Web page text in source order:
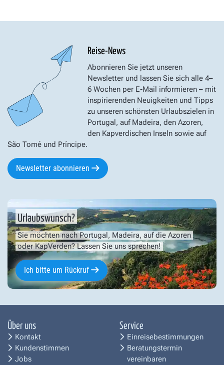
Reise-News
Abonnieren Sie jetzt unseren
Newsletter und lassen Sie sich alle 4–
6 Wochen per E-Mail informieren – mit
inspirierenden Neuigkeiten und Tipps
zu unseren schönsten Urlaubszielen in
Portugal, auf Madeira, den Azoren,
den Kapverdischen Inseln sowie auf
São Tomé und Príncipe.
Newsletter abonnieren
Urlaubswunsch?
Sie möchten nach Portugal, Madeira, auf die Azoren
oder KapVerden? Lassen Sie uns sprechen!
Ich bitte um Rückruf
Über uns
Kontakt
Kundenstimmen
Jobs
Service
Einreisebestimmungen
Beratungstermin
vereinbaren